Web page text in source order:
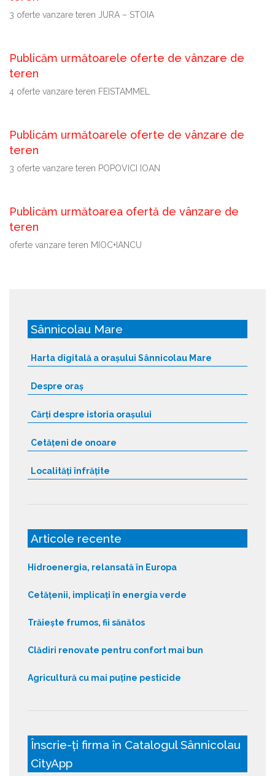
3 oferte vanzare teren JURA – STOIA
Publicăm următoarele oferte de vânzare de
teren
4 oferte vanzare teren FEISTAMMEL
Publicăm următoarele oferte de vânzare de
teren
3 oferte vanzare teren POPOVICI IOAN
Publicăm următoarea ofertă de vânzare de
teren
oferte vanzare teren MIOC+IANCU
Sânnicolau Mare
Harta digitală a orașului Sânnicolau Mare
Despre oraș
Cărți despre istoria orașului
Cetățeni de onoare
Localități înfrățite
Articole recente
Hidroenergia, relansată în Europa
Cetățenii, implicați în energia verde
Trăiește frumos, fii sănătos
Clădiri renovate pentru confort mai bun
Agricultură cu mai puține pesticide
Înscrie-ți firma în Catalogul Sânnicolau
CityApp